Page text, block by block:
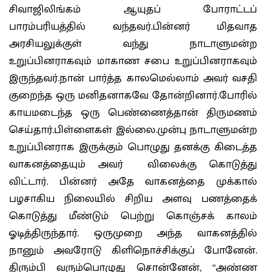
சிவாஜிலிங்கம் ஆயுதப் போராட்டப்
பாரம்பரியத்தில் வந்தவர்.பின்னர் மிதவாத
அரசியலுக்குள் வந்து நாடாளுமன்ற
உறுப்பினராகவும் மாகாண சபை உறுப்பினராகவும்
இருந்தவர்.நான் பார்த்த காலமெல்லாம் அவர் வசதி
குறைந்த ஒரு மனிதனாகவே தோன்றினார்.போரில்
காயமடைந்த ஒரு பெண்ணைத்தான் திருமணம்
செய்தார்.பிள்ளைகள் இல்லை.முன்பு நாடாளுமன்ற
உறுப்பினராக இருக்கும் பொழுது தனக்கு கிடைத்த
வாகனத்தையும் அவர் விலைக்கு கொடுத்து
விட்டார். பின்னர் அதே வாகனத்தை முக்கால்
பழசாகிய நிலையில் சிறிய அளவு பணத்தைக்
கொடுத்து மீண்டும் பெற்று கொஞ்சக் காலம்
ஓடித்திருந்தார். ஒருமுறை அந்த வாகனத்தில்
நானும் அவரோடு கிளிநொச்சிக்குப் போனேன்.
திரும்பி வரும்பொழுது சொன்னேன், “அண்ண